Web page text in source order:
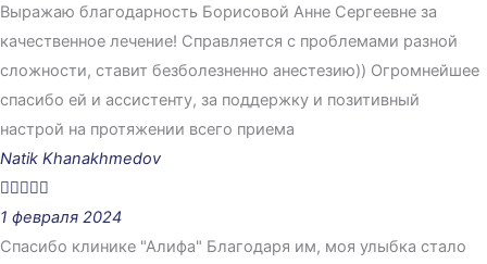
Выражаю благодарность Борисовой Анне Сергеевне за
качественное лечение! Справляется с проблемами разной
сложности, ставит безболезненно анестезию)) Огромнейшее
спасибо ей и ассистенту, за поддержку и позитивный
настрой на протяжении всего приема
Natik Khanakhmedov

1 февраля 2024
Спасибо клинике "Алифа" Благодаря им, моя улыбка стало